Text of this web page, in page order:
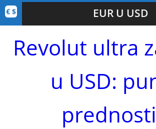
EUR U USD
Revolut ultra
u USD: